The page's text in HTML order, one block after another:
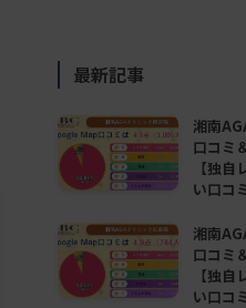
最新記事
湘南
口コミ
【独
い口コ
湘南
口コミ
【独
い口コ